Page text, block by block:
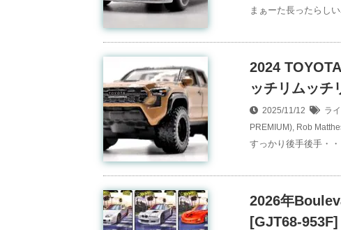
まぁーた長ったらし
2024
ッチリムッチ
2025/11/12 ラ
PREMIUM), Rob
すっかり後手後手・
2026年
[GJT68-953F]